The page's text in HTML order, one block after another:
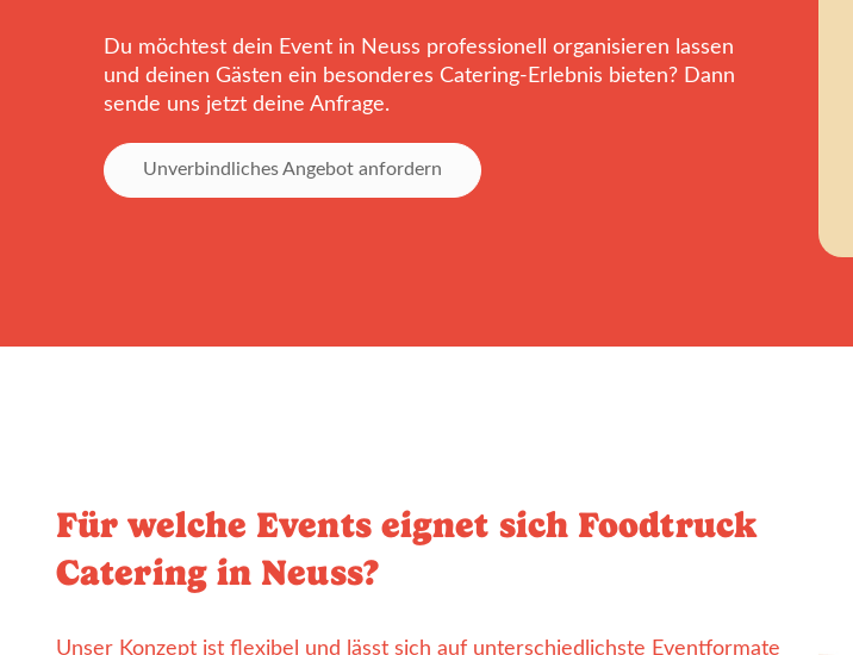
Du möchtest dein Event in Neuss professionell organisieren lassen
und deinen Gästen ein besonderes Catering-Erlebnis bieten? Dann
sende uns jetzt deine Anfrage.
Unverbindliches Angebot anfordern
Für welche Events eignet sich Foodtruck
Catering in Neuss?
Unser Konzept ist flexibel und lässt sich auf unterschiedlichste Eventformate